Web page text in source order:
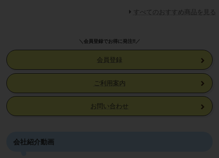
すべてのおすすめ商品を見る
＼会員登録でお得に発注!!／
会員登録
ご利用案内
お問い合わせ
会社紹介動画